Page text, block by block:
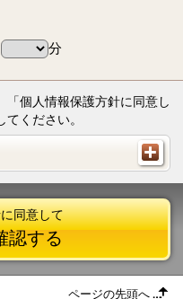
分
「個人情報保護方針に同意し
ください。
同意して
認する
ページの先頭へ